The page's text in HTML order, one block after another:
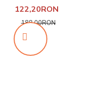
122,20RON
188,00RON